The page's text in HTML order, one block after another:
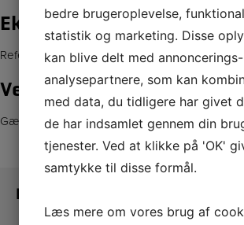
Ekstraordinær
Referat af ekstraordinær generalforsamling
Vedtægter
Gældende vedtægter findesher.
Kontakt os
bedre brugeroplevelse,
statistik og marketing. Disse
kan blive delt med
analysepartnere, som kan
med data, du tidligere har givet
de har indsamlet gennem din
tjenester. Ved at klikke på 'OK'
samtykke til disse formål.
Læs mere om vores brug af